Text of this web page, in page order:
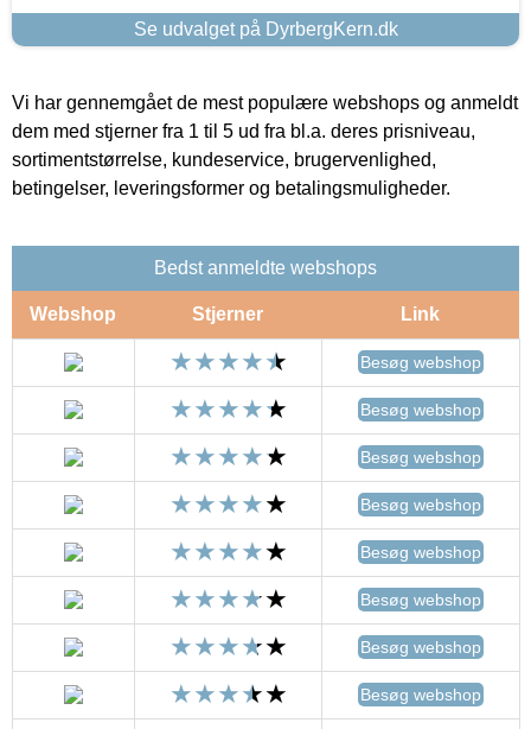
Se udvalget på DyrbergKern.dk
Vi har gennemgået de mest populære webshops og anmeldt
dem med stjerner fra 1 til 5 ud fra bl.a. deres prisniveau,
sortimentstørrelse, kundeservice, brugervenlighed,
betingelser, leveringsformer og betalingsmuligheder.
Bedst anmeldte webshops
Webshop Stjerner Link
Besøg webshop
Besøg webshop
Besøg webshop
Besøg webshop
Besøg webshop
Besøg webshop
Besøg webshop
Besøg webshop